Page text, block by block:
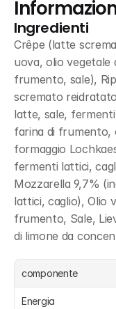
Ingredienti
Crêpe (latte
uova, olio vegetale
frumento, sale),
scremato
latte, sale,
farina di frumento,
formaggio
fermenti lattici,
Mozzarella 9,7%
lattici, caglio), Olio
frumento, Sale,
di limone da
componente
Energia